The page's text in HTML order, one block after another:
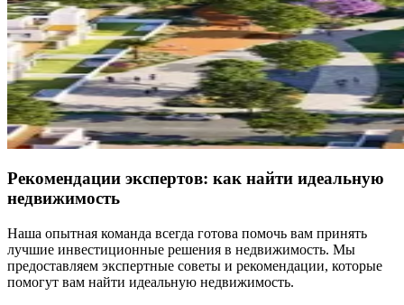
Рекомендации экспертов: как найти идеальную
недвижимость
Наша опытная команда всегда готова помочь вам принять
лучшие инвестиционные решения в недвижимость. Мы
предоставляем экспертные советы и рекомендации, которые
помогут вам найти идеальную недвижимость.